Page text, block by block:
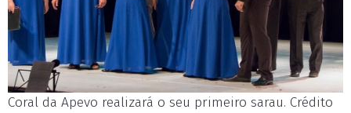
Coral da Apevo realizará o seu primeiro sarau. Crédito